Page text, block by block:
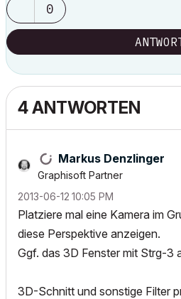
0
4 ANTWORTEN
Markus Denzlinger
Graphisoft Partner
‎2013-06-12 10:05 PM
Platziere mal eine Kamera im
diese Perspektive anzeigen.
Ggf. das 3D Fenster mit Strg-3
3D-Schnitt und sonstige Filter